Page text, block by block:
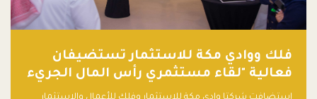
فلك ووادي مكة للاستثمار تستضيفان
فعالية "لقاء مستثمري رأس المال الجريء
في المنطقة"